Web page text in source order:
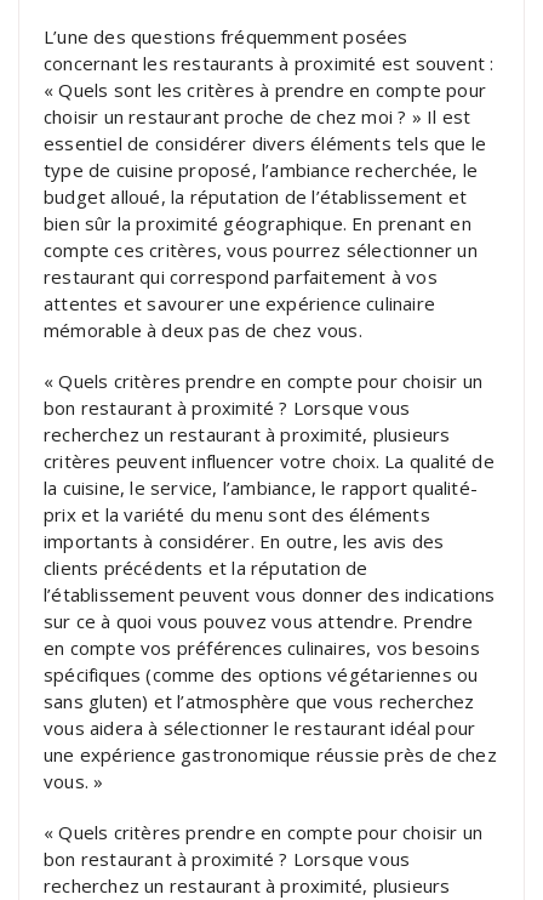
L’une des questions fréquemment posées
concernant les restaurants à proximité est souvent :
« Quels sont les critères à prendre en compte pour
choisir un restaurant proche de chez moi ? » Il est
essentiel de considérer divers éléments tels que le
type de cuisine proposé, l’ambiance recherchée, le
budget alloué, la réputation de l’établissement et
bien sûr la proximité géographique. En prenant en
compte ces critères, vous pourrez sélectionner un
restaurant qui correspond parfaitement à vos
attentes et savourer une expérience culinaire
mémorable à deux pas de chez vous.
« Quels critères prendre en compte pour choisir un
bon restaurant à proximité ? Lorsque vous
recherchez un restaurant à proximité, plusieurs
critères peuvent influencer votre choix. La qualité de
la cuisine, le service, l’ambiance, le rapport qualité-
prix et la variété du menu sont des éléments
importants à considérer. En outre, les avis des
clients précédents et la réputation de
l’établissement peuvent vous donner des indications
sur ce à quoi vous pouvez vous attendre. Prendre
en compte vos préférences culinaires, vos besoins
spécifiques (comme des options végétariennes ou
sans gluten) et l’atmosphère que vous recherchez
vous aidera à sélectionner le restaurant idéal pour
une expérience gastronomique réussie près de chez
vous. »
« Quels critères prendre en compte pour choisir un
bon restaurant à proximité ? Lorsque vous
recherchez un restaurant à proximité, plusieurs